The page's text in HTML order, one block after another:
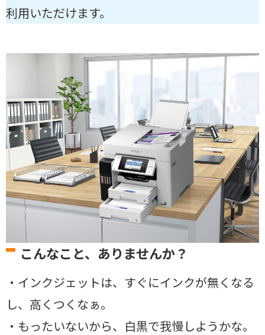
利用いただけます。
こんなこと、ありませんか？
・インクジェットは、すぐにインクが無くなる
し、高くつくなぁ。
・もったいないから、白黒で我慢しようかな。